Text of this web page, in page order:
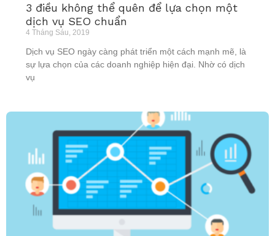
3 điều không thể quên để lựa chọn một
dịch vụ SEO chuẩn
4 Tháng Sáu, 2019
Dịch vụ SEO ngày càng phát triển một cách mạnh mẽ, là
sự lựa chọn của các doanh nghiệp hiện đại. Nhờ có dịch
vụ